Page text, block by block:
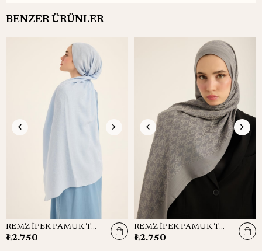
BENZER ÜRÜNLER
REMZ İPEK PAMUK TENSEL ŞAL 70*190 CM - AÇIK MAVİ
₺2.750
REMZ İPEK PAMUK TENSEL ŞAL 70*190 CM - KOYU GRİ
₺2.750